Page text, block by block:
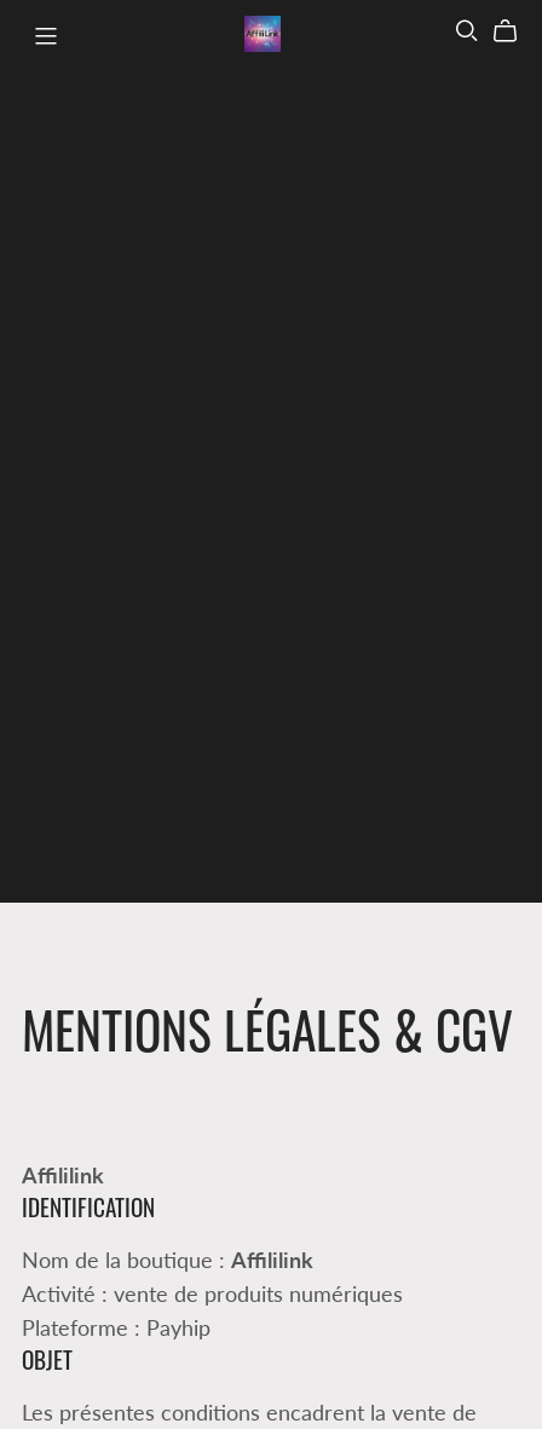
MENTIONS LÉGALES & CGV
Affililink
IDENTIFICATION
Nom de la boutique : Affililink
Activité : vente de produits numériques
Plateforme : Payhip
OBJET
Les présentes conditions encadrent la vente de